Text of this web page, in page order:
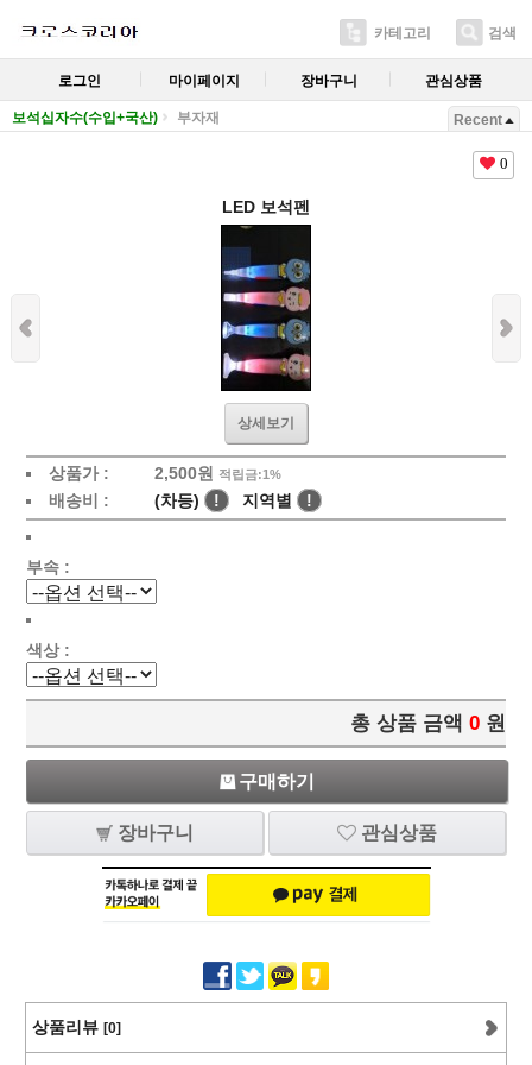
카테고리 검색
로그인 마이페이지 장바구니 관심상품
보석십자수(수입+국산) 부자재 Recent
0
LED 보석펜
상세보기
상품가 : 2,500원 적립금:1%
배송비 : (차등) ! 지역별 !
부속 :
색상 :
총 상품 금액 0 원
구매하기
장바구니 관심상품
상품리뷰 [0]